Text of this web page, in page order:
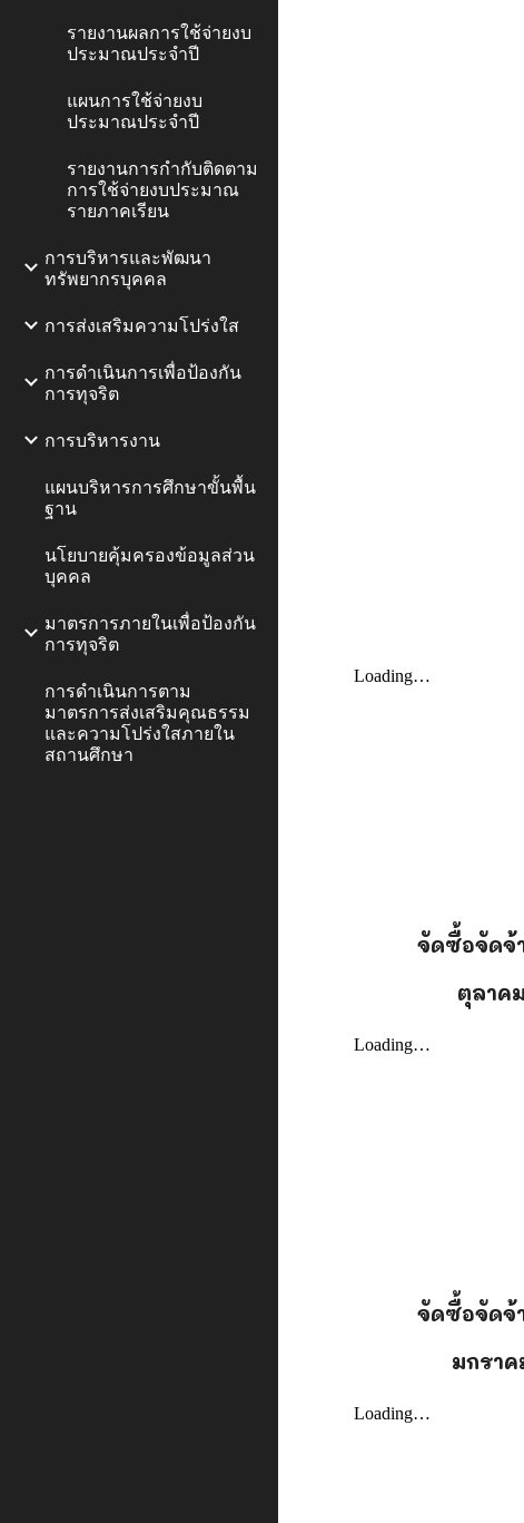
รายงานผลการใช้จ่ายงบ
ประมาณประจำปี
แผนการใช้จ่ายงบ
ประมาณประจำปี
รายงานการกำกับติดตาม
การใช้จ่ายงบประมาณ
รายภาคเรียน
การบริหารและพัฒนา
ทรัพยากรบุคคล
การส่งเสริมความโปร่งใส
การดำเนินการเพื่อป้องกัน
การทุจริต
การบริหารงาน
แผนบริหารการศึกษาขั้นพื้น
ฐาน
นโยบายคุ้มครองข้อมูลส่วน
บุคคล
มาตรการภายในเพื่อป้องกัน
การทุจริต
การดำเนินการตาม
มาตรการส่งเสริมคุณธรรม
และความโปร่งใสภายใน
สถานศึกษา
จัดซื้อจัดจ้
ตุลาค
จัดซื้อจัดจ้
มกราค